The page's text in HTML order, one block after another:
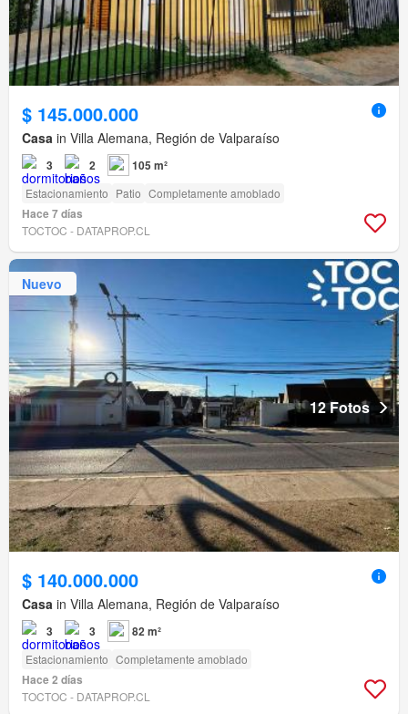
$ 145.000.000
Casa in Villa Alemana, Región de Valparaíso
3 2 105 m²
Estacionamiento Patio Completamente amoblado
Hace 7 días
TOCTOC - DATAPROP.CL
Nuevo
12 Fotos
$ 140.000.000
Casa in Villa Alemana, Región de Valparaíso
3 3 82 m²
Estacionamiento Completamente amoblado
Hace 2 días
TOCTOC - DATAPROP.CL